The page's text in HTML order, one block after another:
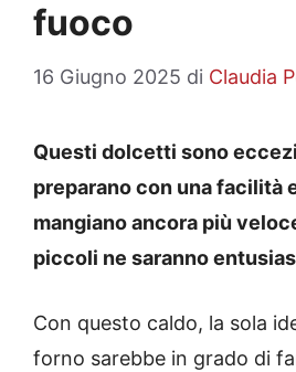
fuoco
16 Giugno 2025 di Claudia
Questi dolcetti sono
preparano con una facilità
mangiano ancora più
piccoli ne saranno
Con questo caldo, la sola
forno sarebbe in grado di